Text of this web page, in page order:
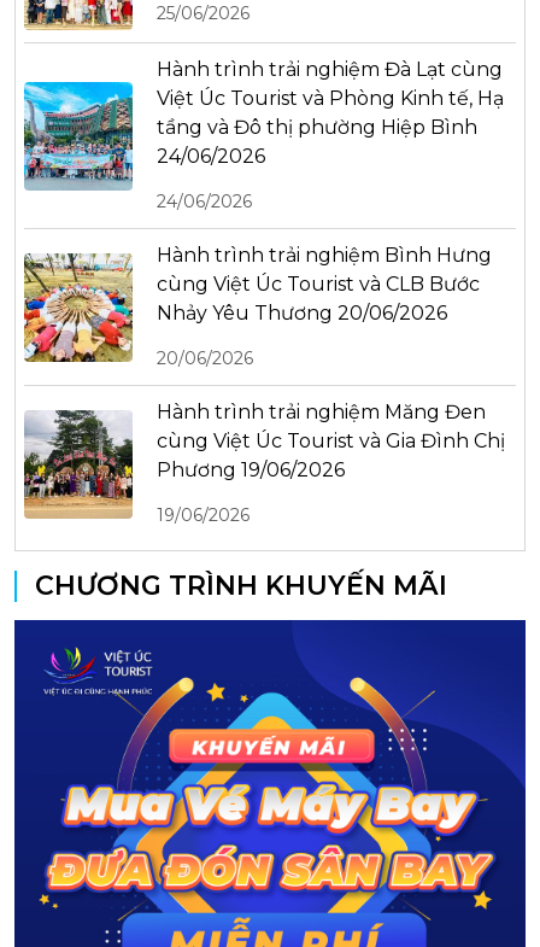
25/06/2026
Hành trình trải nghiệm Đà Lạt cùng
Việt Úc Tourist và Phòng Kinh tế, Hạ
tầng và Đô thị phường Hiệp Bình
24/06/2026
24/06/2026
Hành trình trải nghiệm Bình Hưng
cùng Việt Úc Tourist và CLB Bước
Nhảy Yêu Thương 20/06/2026
20/06/2026
Hành trình trải nghiệm Măng Đen
cùng Việt Úc Tourist và Gia Đình Chị
Phương 19/06/2026
19/06/2026
CHƯƠNG TRÌNH KHUYẾN MÃI